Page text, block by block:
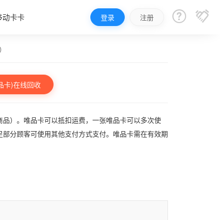
动卡卡 登录 注册  
卡)在线回收
）。唯品卡可以抵扣运费，一张唯品卡可以多次使
分顾客可使用其他支付方式支付。唯品卡需在有效期